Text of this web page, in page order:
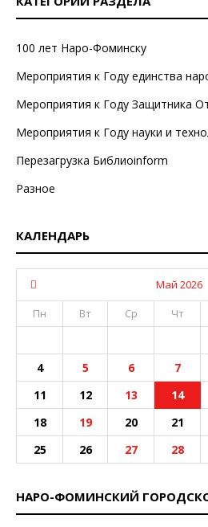
100 лет Наро-Фоминску
Мероприятия к Году единства
Мероприятия к Году Защитника
Мероприятия к Году науки и
Перезагрузка Библиоinform
Разное
КАЛЕНДАРЬ
Май 2026
Пн
Вт Ср Чт
4
5 6 7
11
12 13 14
18
19 20 21
25
26 27 28
НАРО-ФОМИНСКИЙ